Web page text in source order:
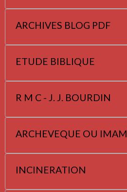
ARCHIVES BLOG PDF
ETUDE BIBLIQUE
R M C - J. J. BOURDIN
ARCHEVEQUE OU IMAM
INCINERATION